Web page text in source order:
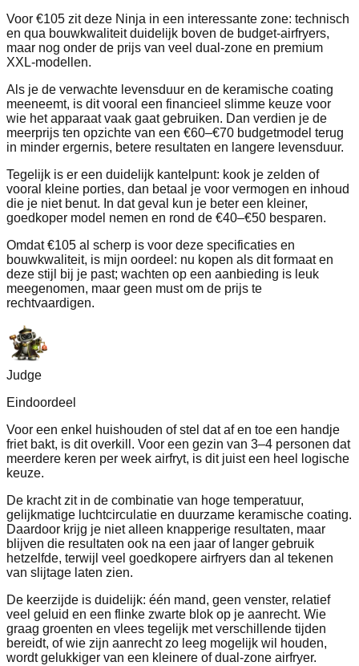
Voor €105 zit deze Ninja in een interessante zone: technisch
en qua bouwkwaliteit duidelijk boven de budget-airfryers,
maar nog onder de prijs van veel dual-zone en premium
XXL-modellen.
Als je de verwachte levensduur en de keramische coating
meeneemt, is dit vooral een financieel slimme keuze voor
wie het apparaat vaak gaat gebruiken. Dan verdien je de
meerprijs ten opzichte van een €60–€70 budgetmodel terug
in minder ergernis, betere resultaten en langere levensduur.
Tegelijk is er een duidelijk kantelpunt: kook je zelden of
vooral kleine porties, dan betaal je voor vermogen en inhoud
die je niet benut. In dat geval kun je beter een kleiner,
goedkoper model nemen en rond de €40–€50 besparen.
Omdat €105 al scherp is voor deze specificaties en
bouwkwaliteit, is mijn oordeel: nu kopen als dit formaat en
deze stijl bij je past; wachten op een aanbieding is leuk
meegenomen, maar geen must om de prijs te
rechtvaardigen.
Judge
Eindoordeel
Voor een enkel huishouden of stel dat af en toe een handje
friet bakt, is dit overkill. Voor een gezin van 3–4 personen dat
meerdere keren per week airfryt, is dit juist een heel logische
keuze.
De kracht zit in de combinatie van hoge temperatuur,
gelijkmatige luchtcirculatie en duurzame keramische coating.
Daardoor krijg je niet alleen knapperige resultaten, maar
blijven die resultaten ook na een jaar of langer gebruik
hetzelfde, terwijl veel goedkopere airfryers dan al tekenen
van slijtage laten zien.
De keerzijde is duidelijk: één mand, geen venster, relatief
veel geluid en een flinke zwarte blok op je aanrecht. Wie
graag groenten en vlees tegelijk met verschillende tijden
bereidt, of wie zijn aanrecht zo leeg mogelijk wil houden,
wordt gelukkiger van een kleinere of dual-zone airfryer.